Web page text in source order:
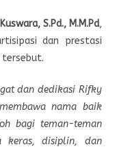
S.Pd., M.M.Pd,
dan prestasi
tersebut.
dan dedikasi Rifky
nama baik
bagi teman-teman
keras, disiplin, dan